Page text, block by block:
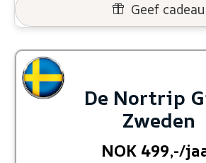
Geef cadeau
De Nortrip
Zweden
NOK 499,-/